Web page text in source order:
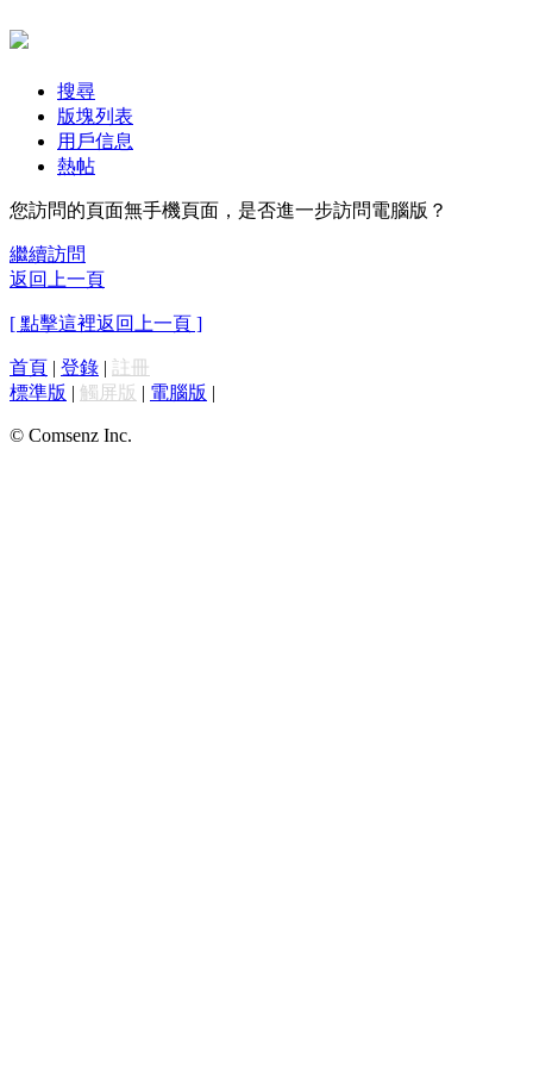
搜尋
版塊列表
用戶信息
熱帖
您訪問的頁面無手機頁面，是否進一步訪問電腦版？
繼續訪問
返回上一頁
[ 點擊這裡返回上一頁 ]
首頁 | 登錄 | 註冊
標準版 | 觸屏版 | 電腦版 |
© Comsenz Inc.